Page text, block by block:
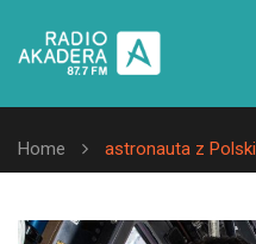
Home astronauta z Polski